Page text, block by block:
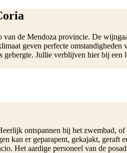
de Mendoza provincie. De
geven perfecte
Jullie verblijven hier bij een
ontspannen bij het
kan er geparapent, gekajakt,
Het aardige personeel van de